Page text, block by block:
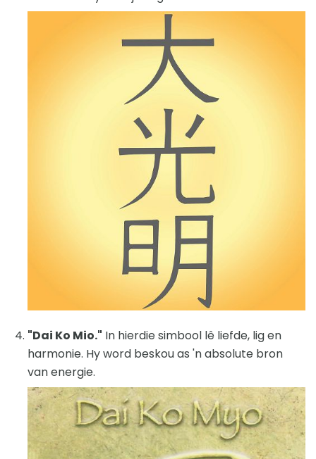
"Dai Ko Mio." In hierdie simbool lê liefde, lig en
harmonie. Hy word beskou as 'n absolute bron
van energie.